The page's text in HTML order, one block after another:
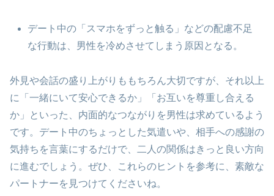
デート中の「スマホをずっと触る」などの配慮不足
な行動は、男性を冷めさせてしまう原因となる。
外見や会話の盛り上がりももちろん大切ですが、それ以上
に「一緒にいて安心できるか」「お互いを尊重し合える
か」といった、内面的なつながりを男性は求めているよう
です。デート中のちょっとした気遣いや、相手への感謝の
気持ちを言葉にするだけで、二人の関係はきっと良い方向
に進むでしょう。ぜひ、これらのヒントを参考に、素敵な
パートナーを見つけてくださいね。